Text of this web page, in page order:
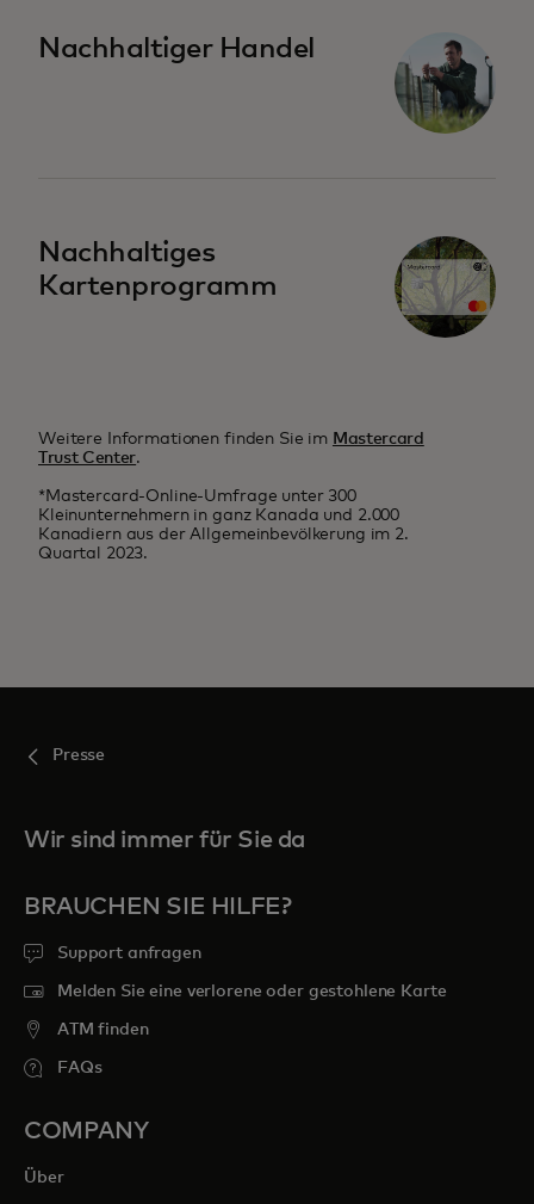
Nachhaltiger Handel
Nachhaltiges
Kartenprogramm
Weitere Informationen finden Sie im Mastercard
Trust Center.
*Mastercard-Online-Umfrage unter 300
Kleinunternehmern in ganz Kanada und 2.000
Kanadiern aus der Allgemeinbevölkerung im 2.
Quartal 2023.
Presse
Wir sind immer für Sie da
BRAUCHEN SIE HILFE?
Support anfragen
Melden Sie eine verlorene oder gestohlene Karte
ATM finden
FAQs
COMPANY
Über